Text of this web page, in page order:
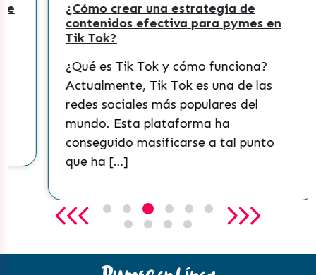
¿Cómo crear una estrategia de
contenidos efectiva para pymes en
Tik Tok?
¿Qué es Tik Tok y cómo funciona?
Actualmente, Tik Tok es una de las
redes sociales más populares del
mundo. Esta plataforma ha
conseguido masificarse a tal punto
que ha […]